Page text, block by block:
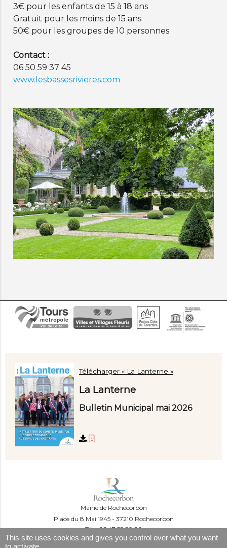
3€ pour les enfants de 15 à 18 ans
Gratuit pour les moins de 15 ans
50€ pour les groupes de 10 personnes
Contact :
06 50 59 37 45
www.lesbassesrivieres.com
Télécharger « La Lanterne »
La Lanterne
Bulletin Municipal mai 2026
Mairie de Rochecorbon
Place du 8 Mai 1945
37210 Rochecorbon
Tél. : 02 47 52 50 20
Du lundi au mercredi :
This site uses cookies and gives you control over what you want
to activate